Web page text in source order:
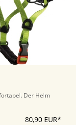
Der Helm
80,90 EUR*